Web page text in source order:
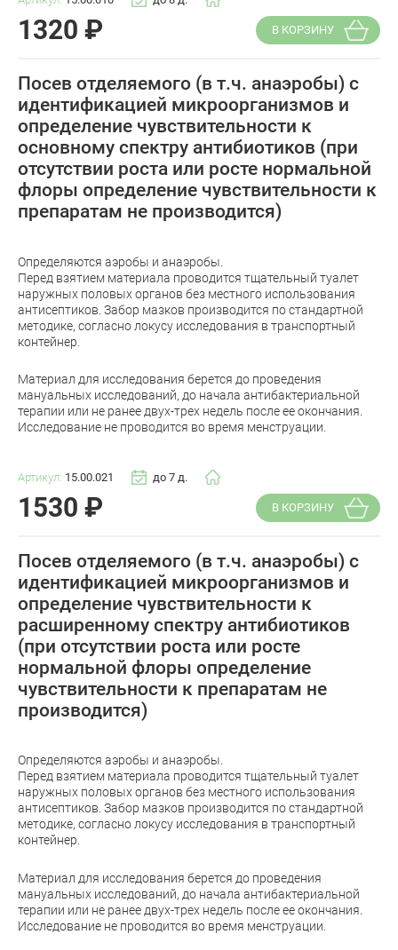
1320 ₽ В КОРЗИНУ
Посев отделяемого (в т.ч. анаэробы) с
идентификацией микроорганизмов и
определение чувствительности к
основному спектру антибиотиков (при
отсутствии роста или росте нормальной
флоры определение чувствительности к
препаратам не производится)
Определяются аэробы и анаэробы.
Перед взятием материала проводится тщательный туалет
наружных половых органов без местного использования
антисептиков. Забор мазков производится по стандартной
методике, согласно локусу исследования в транспортный
контейнер.
Материал для исследования берется до проведения
мануальных исследований, до начала антибактериальной
терапии или не ранее двух-трех недель после ее окончания.
Исследование не проводится во время менструации.
Артикул: 15.00.021 до 7 д.
1530 ₽ В КОРЗИНУ
Посев отделяемого (в т.ч. анаэробы) с
идентификацией микроорганизмов и
определение чувствительности к
расширенному спектру антибиотиков
(при отсутствии роста или росте
нормальной флоры определение
чувствительности к препаратам не
производится)
Определяются аэробы и анаэробы.
Перед взятием материала проводится тщательный туалет
наружных половых органов без местного использования
антисептиков. Забор мазков производится по стандартной
методике, согласно локусу исследования в транспортный
контейнер.
Материал для исследования берется до проведения
мануальных исследований, до начала антибактериальной
терапии или не ранее двух-трех недель после ее окончания.
Исследование не проводится во время менструации.